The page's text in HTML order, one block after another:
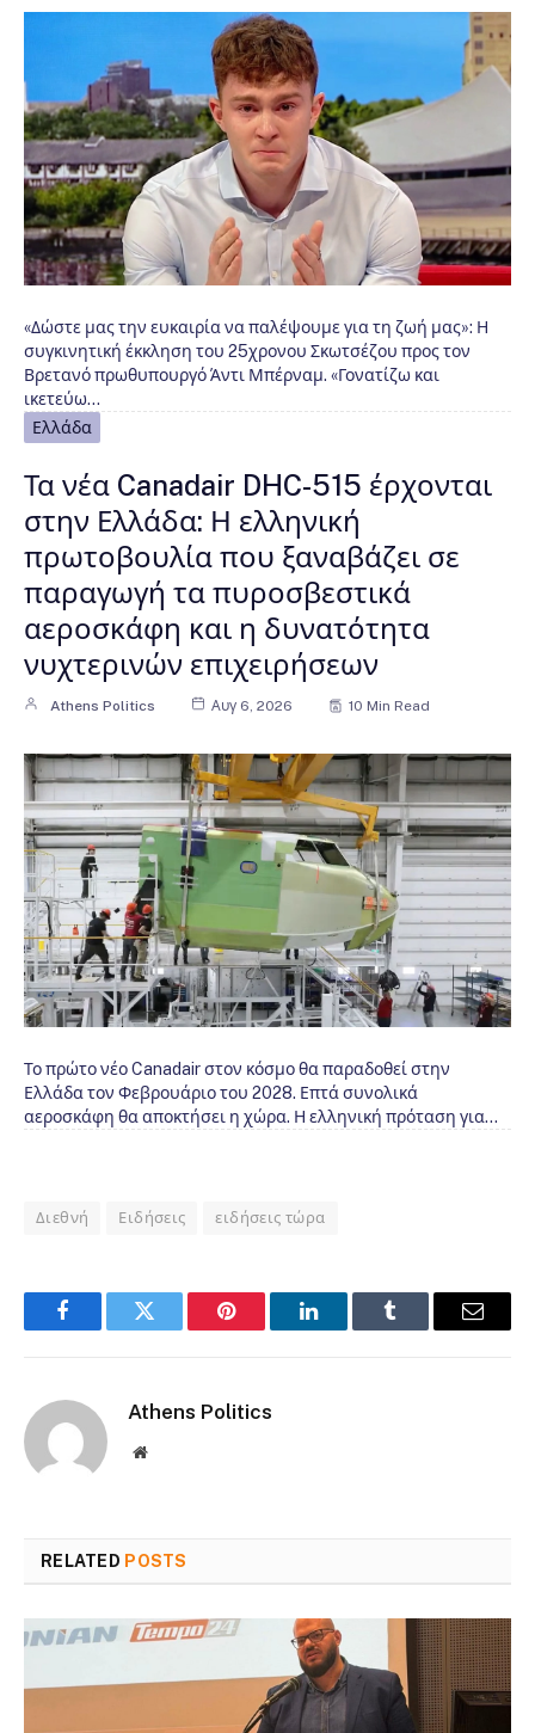
«Δώστε μας την ευκαιρία να παλέψουμε για τη ζωή μας»: Η
συγκινητική έκκληση του 25χρονου Σκωτσέζου προς τον
Βρετανό πρωθυπουργό Άντι Μπέρναμ. «Γονατίζω και
ικετεύω…
Ελλάδα
Τα νέα Canadair DHC-515 έρχονται
στην Ελλάδα: Η ελληνική
πρωτοβουλία που ξαναβάζει σε
παραγωγή τα πυροσβεστικά
αεροσκάφη και η δυνατότητα
νυχτερινών επιχειρήσεων
Athens Politics Αυγ 6, 2026 10 Min Read
Το πρώτο νέο Canadair στον κόσμο θα παραδοθεί στην
Ελλάδα τον Φεβρουάριο του 2028. Επτά συνολικά
αεροσκάφη θα αποκτήσει η χώρα. Η ελληνική πρόταση για…
Διεθνή Ειδήσεις ειδήσεις τώρα
FacebookTwitter Pinterest LinkedInTumblr Email
Athens Politics
Website
RELATED POSTS